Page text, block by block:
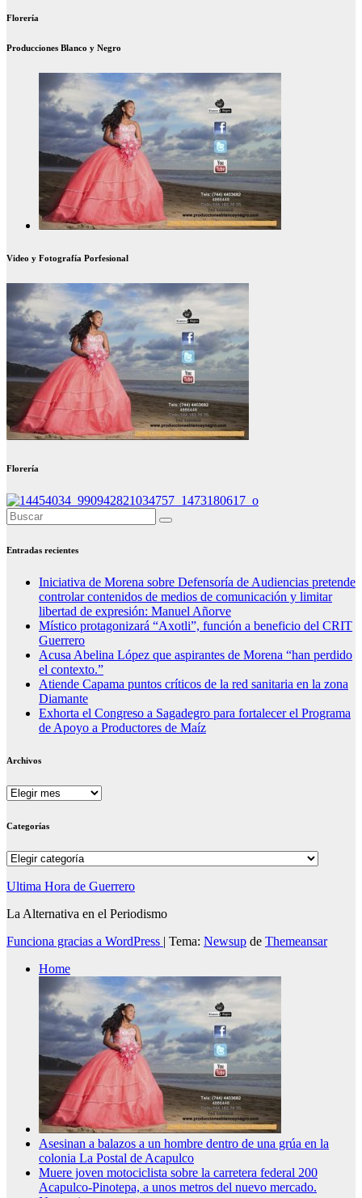
Florería
Producciones Blanco y Negro
Video y Fotografía Porfesional
Florería
Entradas recientes
Iniciativa de Morena sobre Defensoría de Audiencias pretende
controlar contenidos de medios de comunicación y limitar
libertad de expresión: Manuel Añorve
Místico protagonizará “Axotli”, función a beneficio del CRIT
Guerrero
Acusa Abelina López que aspirantes de Morena “han perdido
el contexto.”
Atiende Capama puntos críticos de la red sanitaria en la zona
Diamante
Exhorta el Congreso a Sagadegro para fortalecer el Programa
de Apoyo a Productores de Maíz
Archivos
Archivos
Categorías
Categorías
Ultima Hora de Guerrero
La Alternativa en el Periodismo
Funciona gracias a WordPress | Tema: Newsup de Themeansar
Home
Asesinan a balazos a un hombre dentro de una grúa en la
colonia La Postal de Acapulco
Muere joven motociclista sobre la carretera federal 200
Acapulco-Pinotepa, a unos metros del nuevo mercado.